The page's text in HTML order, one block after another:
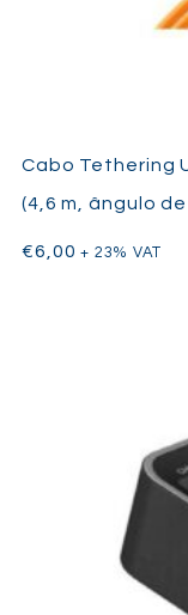
Cabo Tethering
(4,6 m, ângulo de
€6,00 + 23% VAT